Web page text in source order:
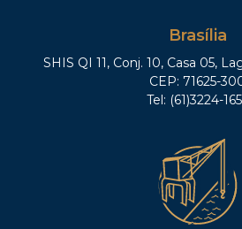
Brasília
SHIS QI 11, Conj. 10, Casa 05,
CEP: 71625-
Tel: (61)3224-